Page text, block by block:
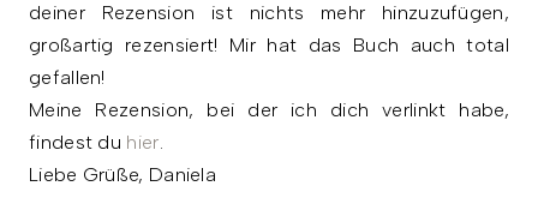
deiner Rezension ist nichts mehr hinzuzufügen,
großartig rezensiert! Mir hat das Buch auch total
gefallen!
Meine Rezension, bei der ich dich verlinkt habe,
findest du hier.
Liebe Grüße, Daniela